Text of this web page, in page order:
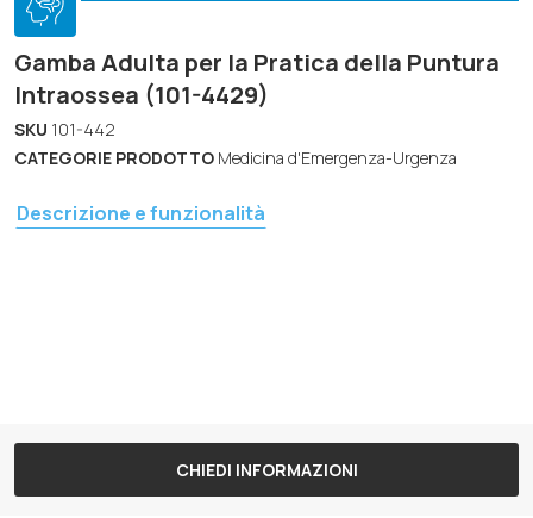
Gamba Adulta per la Pratica della Puntura
Intraossea (101-4429)
SKU 101-442
CATEGORIE PRODOTTO Medicina d'Emergenza-Urgenza
Descrizione e funzionalità
CHIEDI INFORMAZIONI